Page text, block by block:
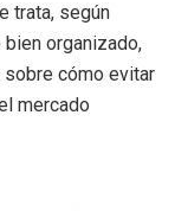
trata, según
organizado,
cómo evitar
mercado